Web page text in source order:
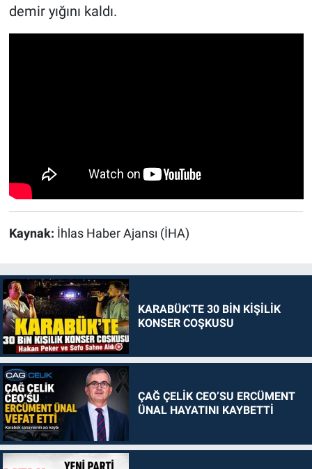
demir yığını kaldı.
Kaynak: İhlas Haber Ajansı (İHA)
KARABÜK'TE 30 BİN KİŞİLİK
KONSER COŞKUSU
ÇAĞ ÇELİK CEO’SU ERCÜMENT
ÜNAL HAYATINI KAYBETTİ